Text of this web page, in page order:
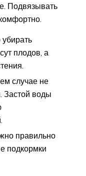
Подвязывать
плодов, а
случае не
Застой воды
правильно
подкормки